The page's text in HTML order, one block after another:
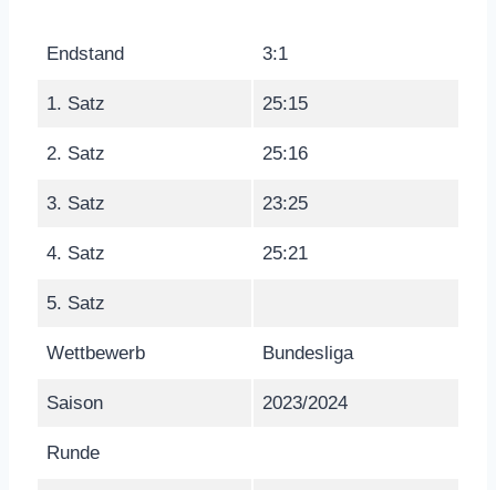
Endstand 3:1
1. Satz 25:15
2. Satz 25:16
3. Satz 23:25
4. Satz 25:21
5. Satz
Wettbewerb Bundesliga
Saison 2023/2024
Runde